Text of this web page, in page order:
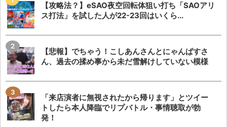
【攻略法？】eSAO夜空回転体狙い打ち「SAOアリ
ス打法」を試した人が22-23回はいくら...
【悲報】でちゃう！こしあんさんとにゃんぱすさ
ん、過去の揉め事から未だ雪解けしていない模様
「来店演者に無視されたから帰ります」とツイー
トしたら本人降臨でリプバトル・事情聴取が勃
発！